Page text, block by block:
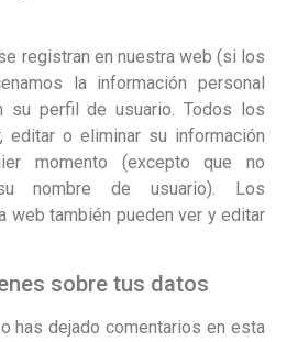
registran en nuestra web (si los
la información personal
su perfil de usuario. Todos los
editar o eliminar su información
momento (excepto que no
nombre de usuario). Los
web también pueden ver y editar
sobre tus datos
has dejado comentarios en esta